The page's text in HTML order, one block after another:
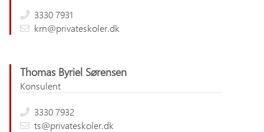
3330 7931
krn@privateskoler.dk
Thomas Byriel Sørensen
Konsulent
3330 7932
ts@privateskoler.dk